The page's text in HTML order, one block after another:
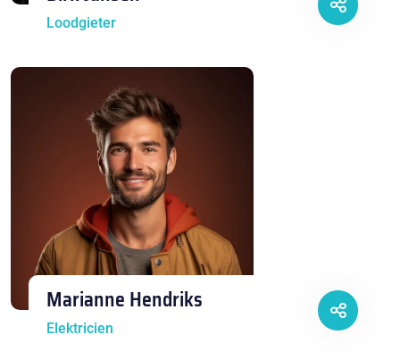
Loodgieter
Marianne Hendriks
Elektricien